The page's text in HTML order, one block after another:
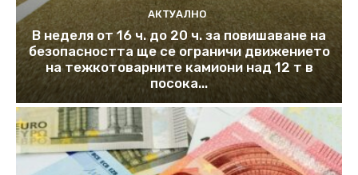
АКТУАЛНО
В неделя от 16 ч. до 20 ч. за повишаване на
безопасността ще се ограничи движението
на тежкотоварните камиони над 12 т в
посока...